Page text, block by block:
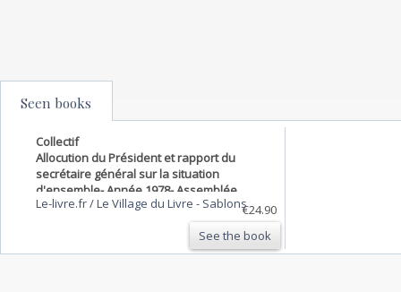
Seen books
Collectif
Allocution du Président et rapport du
secrétaire général sur la situation
d'ensemble- Année 1978- Assemblée
générale du 7 juin 1979
Le-livre.fr / Le Village du Livre - Sablons€24.90
See the book